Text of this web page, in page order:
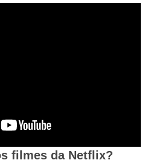
filmes da Netflix?